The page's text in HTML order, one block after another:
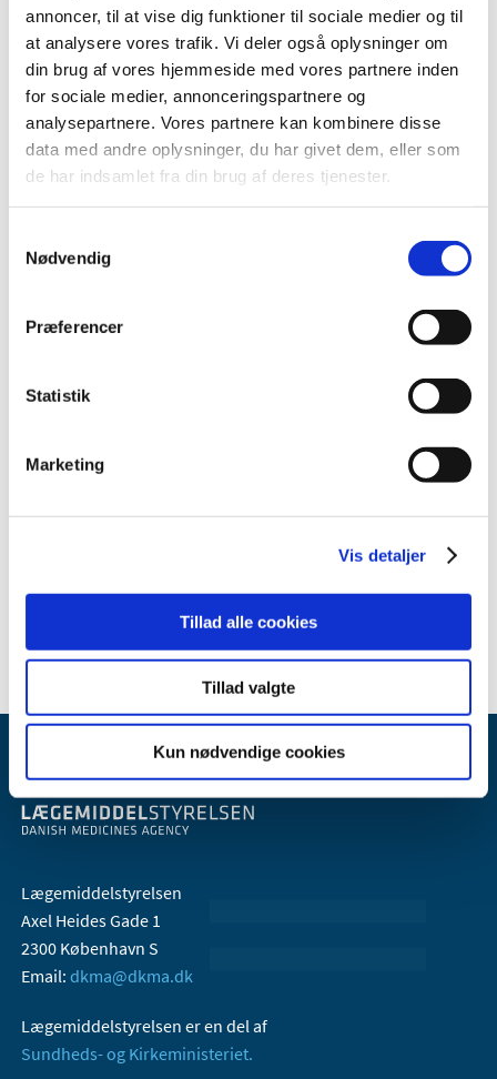
annoncer, til at vise dig funktioner til sociale medier og til
at analysere vores trafik. Vi deler også oplysninger om
din brug af vores hjemmeside med vores partnere inden
for sociale medier, annonceringspartnere og
analysepartnere. Vores partnere kan kombinere disse
data med andre oplysninger, du har givet dem, eller som
de har indsamlet fra din brug af deres tjenester.
Nødvendig
Præferencer
Statistik
Marketing
Vis detaljer
Tillad alle cookies
Tillad valgte
Kun nødvendige cookies
2016 (167)
2015 (33)
2014 (44)
2013 (49)
2012 (44)
2011 (13)
september (2)
marts (1)
2010 (7)
2008 (8)
Lægemiddelstyrelsen
Axel Heides Gade 1
2300 København S
Email: dkma@dkma.dk
Lægemiddelstyrelsen er en del af
Sundheds- og Kirkeministeriet.